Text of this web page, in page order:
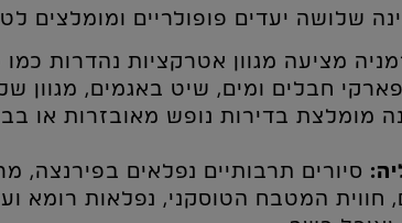
שלושה יעדים פופולריים ומומלצים
מציעה מגוון אטרקציות נהדרות
חבלים ומים, שיט באגמים, מגוון של
מומלצת בדירות נופש מאובזרות או
סיורים תרבותיים נפלאים בפירנצה,
חווית המטבח הטוסקני, נפלאות רומא